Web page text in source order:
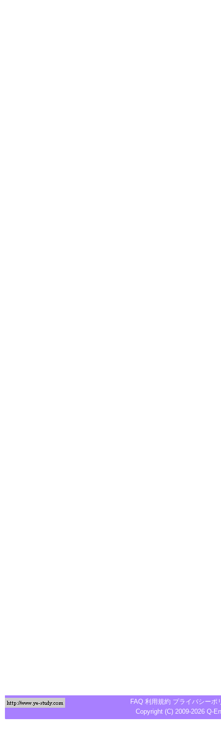
FAQ 利用規約 プライバシーポ
Copyright (C) 2009-2026 Q-